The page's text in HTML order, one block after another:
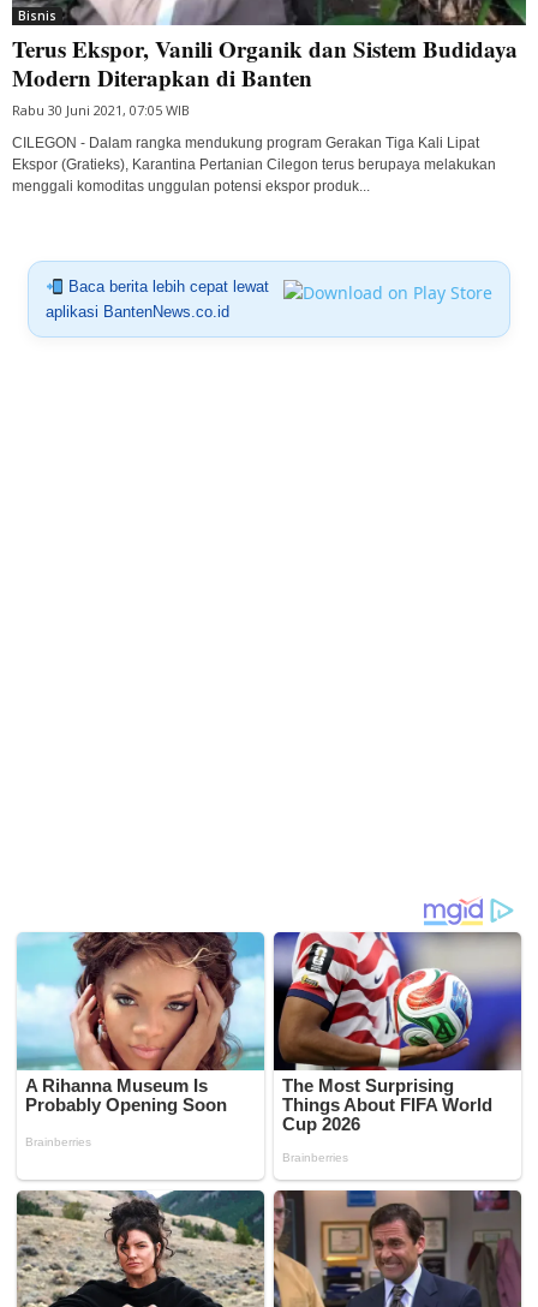
Bisnis
Terus Ekspor, Vanili Organik dan Sistem Budidaya
Modern Diterapkan di Banten
Rabu 30 Juni 2021, 07:05 WIB
CILEGON - Dalam rangka mendukung program Gerakan Tiga Kali Lipat
Ekspor (Gratieks), Karantina Pertanian Cilegon terus berupaya melakukan
menggali komoditas unggulan potensi ekspor produk...
Baca berita lebih cepat lewat
aplikasi BantenNews.co.id